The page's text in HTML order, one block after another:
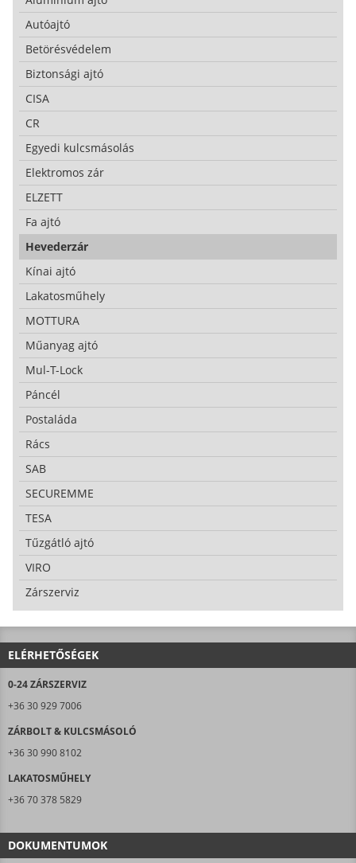
Autóajtó
Betörésvédelem
Biztonsági ajtó
CISA
CR
Egyedi kulcsmásolás
Elektromos zár
ELZETT
Fa ajtó
Hevederzár
Kínai ajtó
Lakatosműhely
MOTTURA
Műanyag ajtó
Mul-T-Lock
Páncél
Postaláda
Rács
SAB
SECUREMME
TESA
Tűzgátló ajtó
VIRO
Zárszerviz
ELÉRHETŐSÉGEK
0-24 ZÁRSZERVIZ
+36 30 929 7006
ZÁRBOLT & KULCSMÁSOLÓ
+36 30 990 8102
LAKATOSMŰHELY
+36 70 378 5829
DOKUMENTUMOK